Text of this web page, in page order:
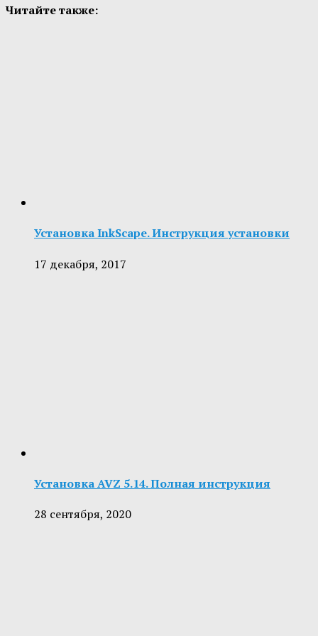
Читайте также:
Установка InkScape. Инструкция установки
17 декабря, 2017
Установка AVZ 5.14. Полная инструкция
28 сентября, 2020